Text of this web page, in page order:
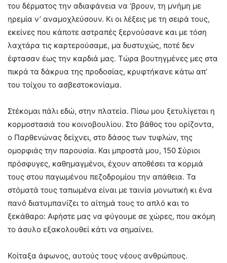
του δέρματος την αδιαφάνεια να ‘βρουν, τη μνήμη με
ηρεμία ν’ αναμοχλεύσουν. Κι οι λέξεις με τη σειρά τους,
εκείνες που κάποτε αστραπές ξερνούσανε και με τόση
λαχτάρα τις καρτερούσαμε, μα δυστυχώς, ποτέ δεν
έφτασαν έως την καρδιά μας. Τώρα βουτηγμένες μες στα
πικρά τα δάκρυα της προδοσίας, κρυφτήκανε κάτω απ’
του τοίχου το ασβεστοκονίαμα.
Στέκομαι πάλι εδώ, στην πλατεία. Πίσω μου ξετυλίγεται η
κορμοστασιά του κοινοβουλίου. Στο βάθος του ορίζοντα,
ο Παρθενώνας δείχνει, στο δάσος των τυφλών, της
ομορφιάς την παρουσία. Και μπροστά μου, 150 Σύριοι
πρόσφυγες, καθημαγμένοι, έχουν αποθέσει τα κορμιά
τους στου παγωμένου πεζοδρομίου την απάθεια. Τα
στόματά τους ταπωμένα είναι με ταινία μονωτική κι ένα
πανό διατυμπανίζει το αίτημά τους το απλό και το
ξεκάθαρο: Αφήστε μας να φύγουμε σε χώρες, που ακόμη
το άσυλο εξακολουθεί κάτι να σημαίνει.
Κοίταξα άφωνος, αυτούς τους νέους ανθρώπους.